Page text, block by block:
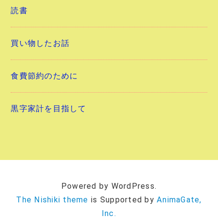
読書
買い物したお話
食費節約のために
黒字家計を目指して
Powered by WordPress.
The Nishiki theme is Supported byAnimaGate,
Inc.